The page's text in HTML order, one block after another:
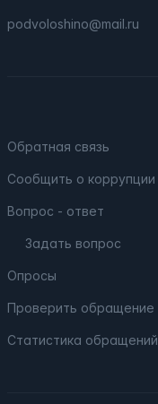
podvoloshino@mail.ru
Обратная связь
Сообщить о коррупции
Вопрос - ответ
Задать вопрос
Опросы
Проверить обращение
Статистика обращений